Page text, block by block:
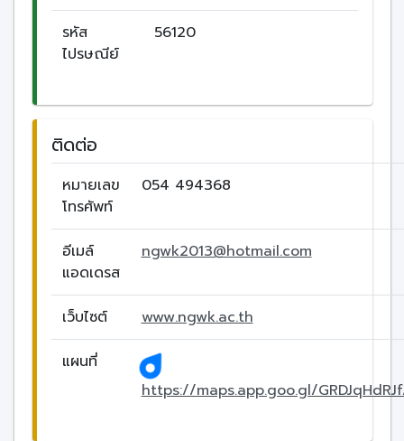
รหัส
ไปรษณีย์
56120
ติดต่อ
หมายเลข
โทรศัพท์
054 494368
อีเมล์
แอดเดรส
ngwk2013@hotmail.com
เว็บไซต์ www.ngwk.ac.th
แผนที่
https://maps.app.goo.gl/